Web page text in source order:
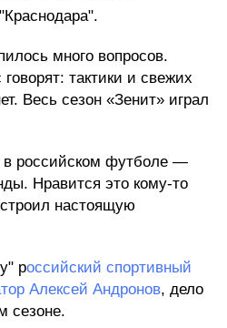
много вопросов.
тактики и свежих
Весь сезон «Зенит» играл
в российском футболе —
Нравится это кому-то
настоящую
российский спортивный
Алексей Андронов, дело
сезоне.